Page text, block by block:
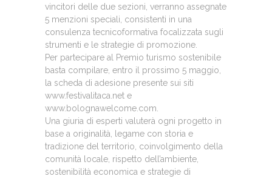
vincitori delle due sezioni, verranno assegnate
5 menzioni speciali, consistenti in una
consulenza tecnicoformativa focalizzata sugli
strumenti e le strategie di promozione.
Per partecipare al Premio turismo sostenibile
basta compilare, entro il prossimo 5 maggio,
la scheda di adesione presente sui siti
www.festivalitaca.net e
www.bolognawelcome.com.
Una giuria di esperti valuterà ogni progetto in
base a originalità, legame con storia e
tradizione del territorio, coinvolgimento della
comunità locale, rispetto dell’ambiente,
sostenibilità economica e strategie di